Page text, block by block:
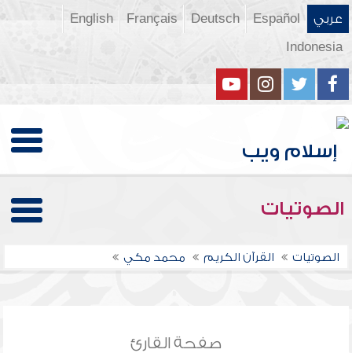
عربي Español
Deutsch
Français
English
Indonesia
الصوتيات
الصوتيات القرآن الكريم محمد مكي
صفحة القارئ